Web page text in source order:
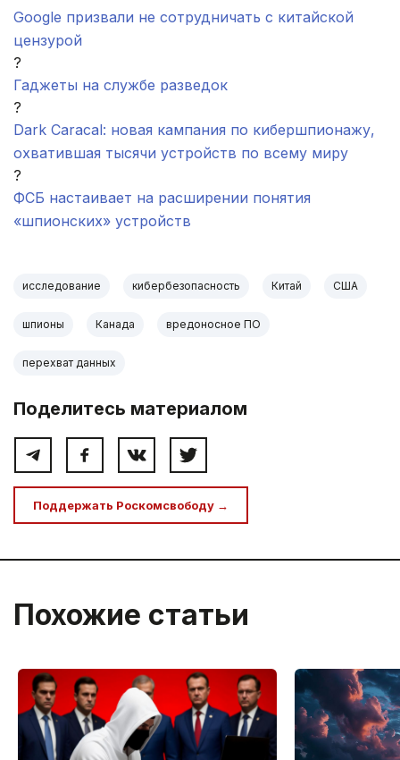
Google призвали не сотрудничать с китайской
цензурой
?
Гаджеты на службе разведок
?
Dark Caracal: новая кампания по кибершпионажу,
охватившая тысячи устройств по всему миру
?
ФСБ настаивает на расширении понятия
«шпионских» устройств
исследование кибербезопасность Китай США
шпионы Канада вредоносное ПО
перехват данных
Поделитесь материалом
Поддержать Роскомсвободу →
Похожие статьи